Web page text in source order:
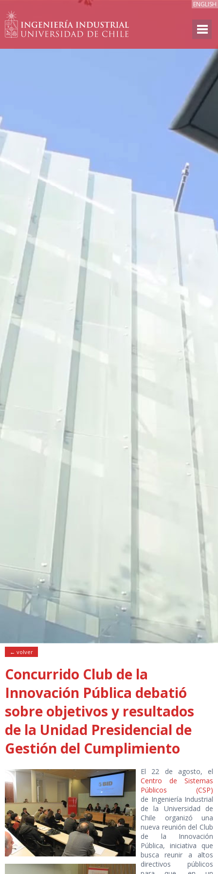
ENGLISH
← volver
Concurrido Club de la
Innovación Pública debatió
sobre objetivos y resultados
de la Unidad Presidencial de
Gestión del Cumplimiento
El 22 de agosto, el
Centro de Sistemas
Públicos (CSP)
de Ingeniería Industrial
de la Universidad de
Chile organizó una
nueva reunión del Club
de la Innovación
Pública, iniciativa que
busca reunir a altos
directivos públicos